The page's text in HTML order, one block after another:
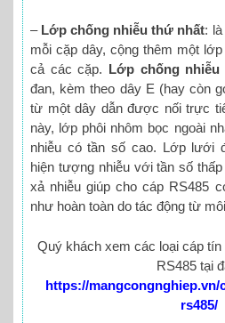
– Lớp chống nhiễu thứ nhất:
mỗi cặp dây, cộng thêm một
cả các cặp. Lớp chống
đan, kèm theo dây E (hay còn
từ một dây dẫn được nối trực
này, lớp phôi nhôm bọc ngoài
nhiễu có tần số cao. Lớp lưới
hiện tượng nhiễu với tần số
xả nhiễu giúp cho cáp RS485
như hoàn toàn do tác động từ
Quý khách xem các loại cáp tín
RS485 tại
https://
rs485/